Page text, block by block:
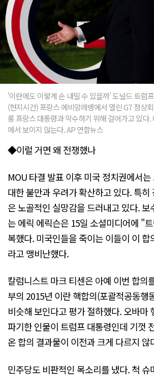
'이란에도 이렇게 손 내밀 수 있을까' 도널드 트럼
(현지시간) 프랑스 에비앙레뱅에서 열린 G7 정상
롱 프랑스 대통령과 악수하기 위해 걸어가고 있다.
에서 보이지 않는다. AP 연합뉴스
◆이럴 거면 왜 전쟁했나
MOU 타결 발표 이후 미국 정치권에서
대한 불만과 우려가 확산하고 있다. 특히
은 노골적인 실망감을 드러내고 있다. 보
는 에릭 에릭슨은 15일 소셜미디어에 "
복했다. 미국인들을 죽이는 이들이 이
라고 맹비난했다.
칼럼니스트 마크 티센은 아예 이번 합의
부의 2015년 이란 핵합의(포괄적공동행
비슷해 보인다고 평가 절하했다. 오바마
파기한 인물이 트럼프 대통령인데 기껏
온 합의 결과물이 이전과 크게 다르지 않
민주당도 비판적인 목소리를 냈다. 척 슈